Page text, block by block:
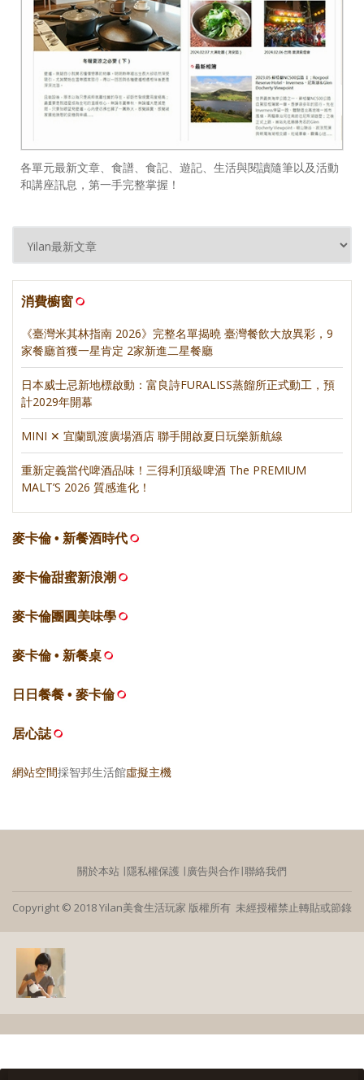
各單元最新文章、食譜、食記、遊記、生活與閱讀隨筆以及活動
和講座訊息，第一手完整掌握！
消費櫥窗
《臺灣米其林指南 2026》完整名單揭曉 臺灣餐飲大放異彩，9
家餐廳首獲一星肯定 2家新進二星餐廳
日本威士忌新地標啟動：富良詩FURALISS蒸餾所正式動工，預
計2029年開幕
MINI ✕ 宜蘭凱渡廣場酒店 聯手開啟夏日玩樂新航線
重新定義當代啤酒品味！三得利頂級啤酒 The PREMIUM
MALT’S 2026 質感進化！
麥卡倫 • 新餐酒時代
麥卡倫甜蜜新浪潮
麥卡倫團圓美味學
麥卡倫 • 新餐桌
日日餐餐 • 麥卡倫
居心誌
網站空間採智邦生活館虛擬主機
關於本站 ∣隱私權保護 ∣廣告與合作∣聯絡我們
Copyright © 2018 Yilan美食生活玩家 版權所有 未經授權禁止轉貼或節錄